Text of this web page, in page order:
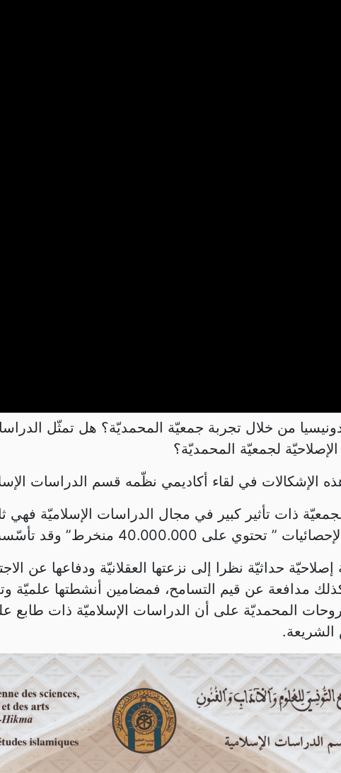
من خلال تجربة جمعيّة المحمديّة؟ هل تمثّل
لجمعيّة المحمديّة؟
في لقاء أكاديمي نظّمه قسم الدراسات الإسلاميّة
ذات تأثير كبير في مجال الدراسات الإسلاميّة فهي
وقد تأسّست سنة 1912 على يد أحمد دحلان.
حداثيّة نظرا إلى نزعتها العقلانيّة ودفاعها عن
مدافعة عن قيم التسامح، فمضامين أنشطتها علميّة
المحمديّة على أن الدراسات الإسلاميّة ذات طابع
الشريعة.